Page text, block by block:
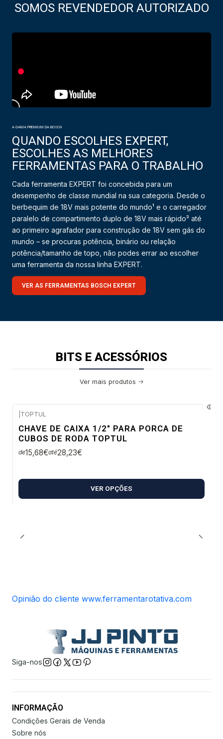
SOMOS REVENDEDOR AUTORIZADO
A GAMA PREMIUM DA BOSCH
QUANDO ESCOLHES EXPERT,
ESCOLHES AS MELHORES
FERRAMENTAS PARA O TRABALHO
Cada ferramenta EXPERT foi concebida para um
desempenho de classe mundial na sua categoria. Desde o
berbequim de 18V mais potente do mundo¹ e o carregador
paralelo de compartimento duplo de 18V mais rápido³ até
ao primeiro agrafador para construção de 18V sem gás do
mundo – se procuras potência, binário ou relação
potência/tamanho de topo, não podes errar ao escolher
uma ferramenta da nossa linha EXPERT.
VER AS FERRAMENTAS BOSCH EXPERT
BITS E ACESSÓRIOS
Ver mais produtos
TOPTUL
CHAVE DE CAIXA 1/2" PARA PORCA DE
CUBOS DE RODA TOPTUL
de15,68€até28,23€
VER OPÇÕES
Opinião do cliente www.ferramentarotativa.com
Siga-nos
INFORMAÇÃO
Condições Gerais de Venda
Sobre nós